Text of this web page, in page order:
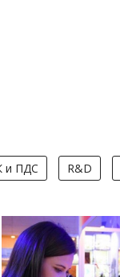
и ПДС R&D